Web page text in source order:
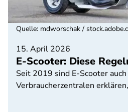
15. April 2026
E-Scooter: Diese
Seit 2019 sind E-Scooter
Verbraucherzentralen
Quelle: mdworschak /